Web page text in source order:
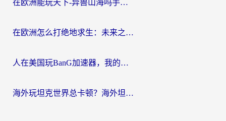
在欧洲能玩天下-异兽山海吗手游？海外玩家的加速器生存指南
在欧洲怎么打绝地求生：未来之役不卡？留学生亲测的加速器避坑指南
人在美国玩BanG加速器，我的延迟终于绿了
海外玩坦克世界总卡顿？海外坦克世界加速器有哪些？实测好用的选择在这里